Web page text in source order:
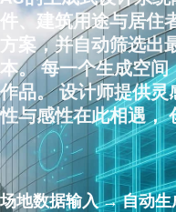
件、建筑用途与居住
方案，并自动筛选出
本。 每一个生成空
作品。 设计师提供
性与感性在此相遇，
场地数据输入 → 自动生